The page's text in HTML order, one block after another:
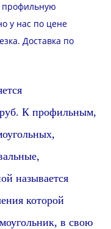
профильную
у нас по цене
.Доставка по
К профильным,
называется
которой
в свою